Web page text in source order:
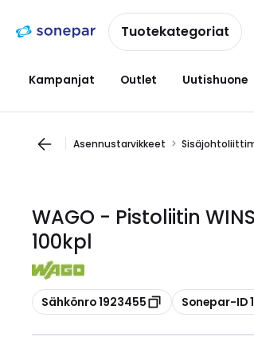
navigointiinsisältöönTuotekategoriat
Kampanjat Outlet Uutishuone
Asennustarvikkeet
WAGO - Pistoliitin
100kpl
Kopioi
Sähkönro 1923455 Kopioi
Sonepar-ID